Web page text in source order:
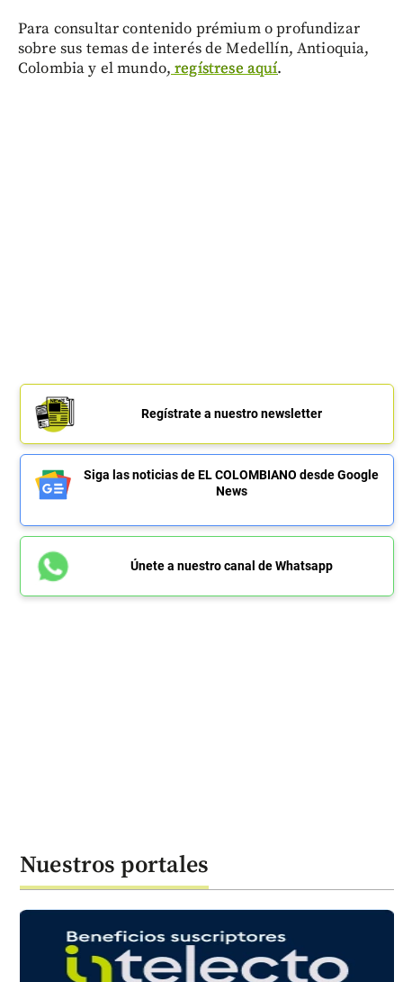
Para consultar contenido prémium o profundizar
sobre sus temas de interés de Medellín, Antioquia,
Colombia y el mundo, regístrese aquí.
Regístrate a nuestro newsletter
Siga las noticias de EL COLOMBIANO desde Google
News
Únete a nuestro canal de Whatsapp
Nuestros portales